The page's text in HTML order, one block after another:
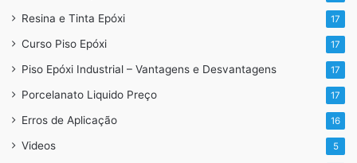
Resina e Tinta Epóxi 17
Curso Piso Epóxi 17
Piso Epóxi Industrial – Vantagens e Desvantagens 17
Porcelanato Liquido Preço 17
Erros de Aplicação 16
Videos 5